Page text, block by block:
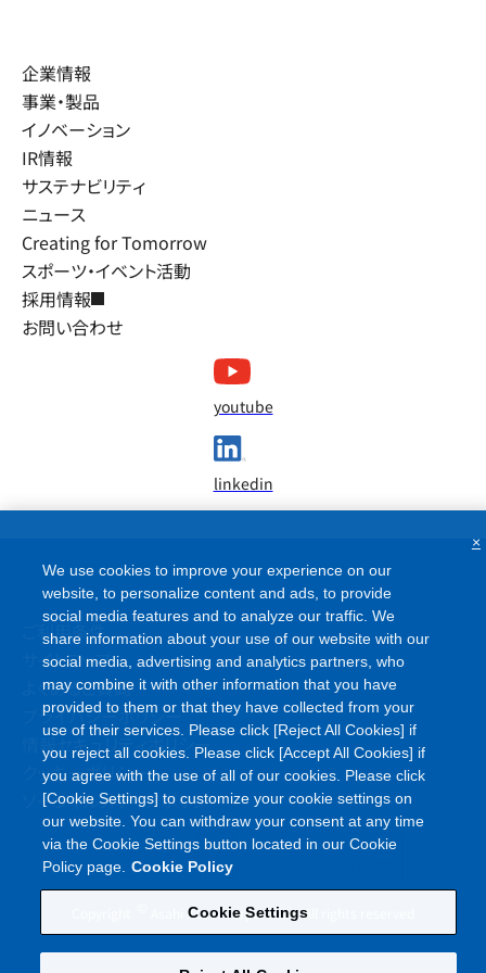
企業情報
事業・製品
イノベーション
IR情報
サステナビリティ
ニュース
Creating for Tomorrow
スポーツ・イベント活動
採用情報
お問い合わせ
youtube
linkedin
ご利用条件
サイトマップ
よくあるご質問
プライバシーポリシー
情報セキュリティポリシー
クッキーポリシー
ソーシャルメディアポリシー
Asahi Kasei Corporation. All rights reserved
We use cookies to improve your experience on our
website, to personalize content and ads, to provide
social media features and to analyze our traffic. We
share information about your use of our website with our
social media, advertising and analytics partners, who
may combine it with other information that you have
provided to them or that they have collected from your
use of their services. Please click [Reject All Cookies] if
you reject all cookies. Please click [Accept All Cookies] if
you agree with the use of all of our cookies. Please click
[Cookie Settings] to customize your cookie settings on
our website. You can withdraw your consent at any time
via the Cookie Settings button located in our Cookie
Policy page. Cookie Policy
Cookie Settings
×